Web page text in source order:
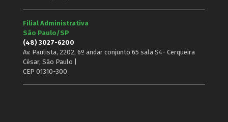
Filial Administrativa
São Paulo/SP
(48) 3027-6200
Av. Paulista, 2202, 6º andar conjunto 65 sala S4- Cerqueira
César, São Paulo |
CEP 01310-300